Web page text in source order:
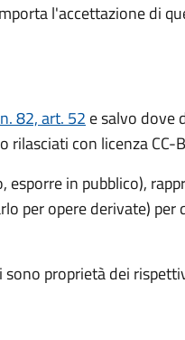
l'accettazione di
82, art. 52 e salvo dove
con licenza CC-
in pubblico),
per opere derivate) per
proprietà dei